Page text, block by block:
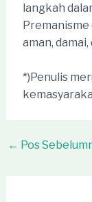
langkah
Premanisme
aman,
*)Penulis
Post
← Pos